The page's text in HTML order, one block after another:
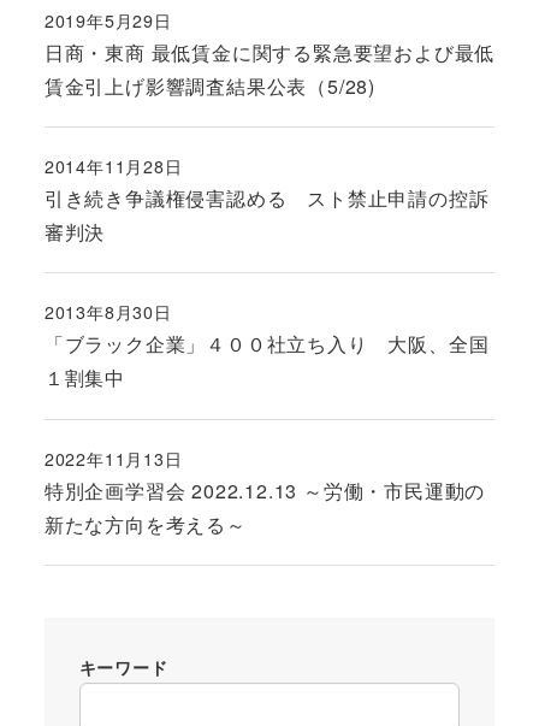
日商・東商 最低賃金に関する緊急要望および最低
賃金引上げ影響調査結果公表（5/28)
投稿日
2019年5月29日
引き続き争議権侵害認める スト禁止申請の控訴
審判決
投稿日
2014年11月28日
「ブラック企業」４００社立ち入り 大阪、全国
１割集中
投稿日
2013年8月30日
特別企画学習会 2022.12.13 ～労働・市民運動の
新たな方向を考える～
投稿日
2022年11月13日
キーワード